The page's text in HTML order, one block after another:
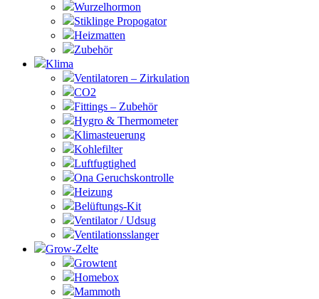
Wurzelhormon
Stiklinge Propogator
Heizmatten
Zubehör
Klima
Ventilatoren – Zirkulation
CO2
Fittings – Zubehör
Hygro & Thermometer
Klimasteuerung
Kohlefilter
Luftfugtighed
Ona Geruchskontrolle
Heizung
Belüftungs-Kit
Ventilator / Udsug
Ventilationsslanger
Grow-Zelte
Growtent
Homebox
Mammoth